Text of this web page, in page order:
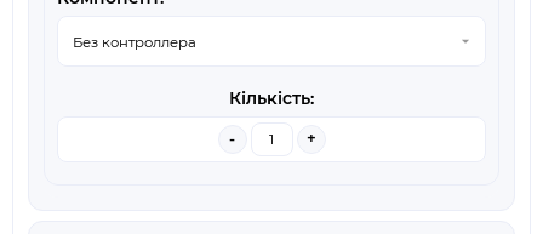
- +